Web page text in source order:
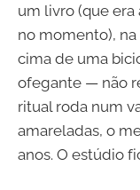
um livro (que
no momento),
cima de uma
ofegante — não
ritual roda num
amareladas, o
anos. O estúdio